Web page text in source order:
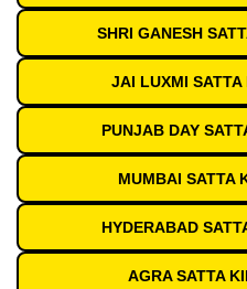
SHRI GANESH
JAI LUXMI
PUNJAB DAY
MUMBAI SATTA
HYDERABAD
AGRA SATTA